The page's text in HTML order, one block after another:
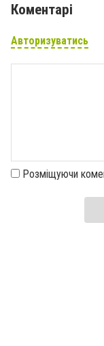
Коментарі
Авторизуватись
Розміщуючи